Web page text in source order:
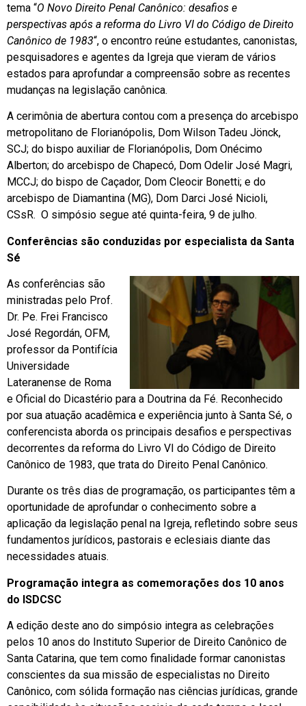
tema “O Novo Direito Penal Canônico: desafios e
perspectivas após a reforma do Livro VI do Código de Direito
Canônico de 1983“, o encontro reúne estudantes, canonistas,
pesquisadores e agentes da Igreja que vieram de vários
estados para aprofundar a compreensão sobre as recentes
mudanças na legislação canônica.
A cerimônia de abertura contou com a presença do arcebispo
metropolitano de Florianópolis, Dom Wilson Tadeu Jönck,
SCJ; do bispo auxiliar de Florianópolis, Dom Onécimo
Alberton; do arcebispo de Chapecó, Dom Odelir José Magri,
MCCJ; do bispo de Caçador, Dom Cleocir Bonetti; e do
arcebispo de Diamantina (MG), Dom Darci José Nicioli,
CSsR. O simpósio segue até quinta-feira, 9 de julho.
Conferências são conduzidas por especialista da Santa
Sé
As conferências são
ministradas pelo Prof.
Dr. Pe. Frei Francisco
José Regordán, OFM,
professor da Pontifícia
Universidade
Lateranense de Roma
e Oficial do Dicastério para a Doutrina da Fé. Reconhecido
por sua atuação acadêmica e experiência junto à Santa Sé, o
conferencista aborda os principais desafios e perspectivas
decorrentes da reforma do Livro VI do Código de Direito
Canônico de 1983, que trata do Direito Penal Canônico.
Durante os três dias de programação, os participantes têm a
oportunidade de aprofundar o conhecimento sobre a
aplicação da legislação penal na Igreja, refletindo sobre seus
fundamentos jurídicos, pastorais e eclesiais diante das
necessidades atuais.
Programação integra as comemorações dos 10 anos
do ISDCSC
A edição deste ano do simpósio integra as celebrações
pelos 10 anos do Instituto Superior de Direito Canônico de
Santa Catarina, que tem como finalidade formar canonistas
conscientes da sua missão de especialistas no Direito
Canônico, com sólida formação nas ciências jurídicas, grande